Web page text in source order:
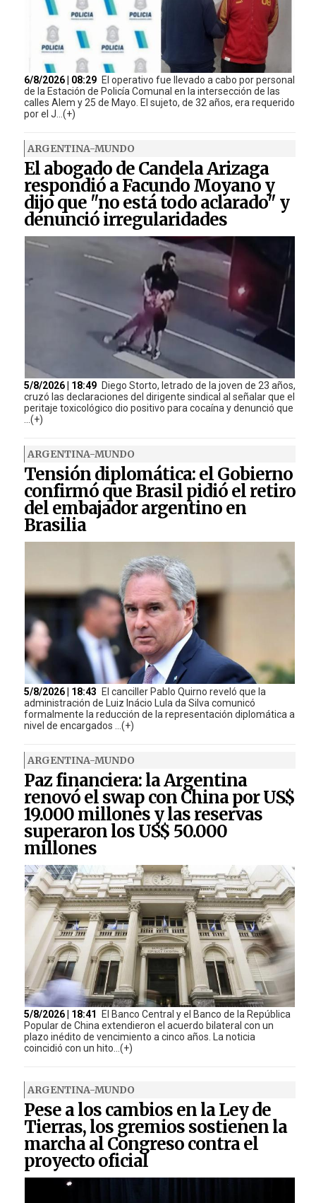
6/8/2026 | 08:29 El operativo fue llevado a cabo por personal
de la Estación de Policía Comunal en la intersección de las
calles Alem y 25 de Mayo. El sujeto, de 32 años, era requerido
por el J...(+)
ARGENTINA-MUNDO
El abogado de Candela Arizaga
respondió a Facundo Moyano y
dijo que "no está todo aclarado" y
denunció irregularidades
5/8/2026 | 18:49 Diego Storto, letrado de la joven de 23 años,
cruzó las declaraciones del dirigente sindical al señalar que el
peritaje toxicológico dio positivo para cocaína y denunció que
...(+)
ARGENTINA-MUNDO
Tensión diplomática: el Gobierno
confirmó que Brasil pidió el retiro
del embajador argentino en
Brasilia
5/8/2026 | 18:43 El canciller Pablo Quirno reveló que la
administración de Luiz Inácio Lula da Silva comunicó
formalmente la reducción de la representación diplomática a
nivel de encargados ...(+)
ARGENTINA-MUNDO
Paz financiera: la Argentina
renovó el swap con China por US$
19.000 millones y las reservas
superaron los US$ 50.000
millones
5/8/2026 | 18:41
El Banco Central y el Banco de la República
Popular de China extendieron el acuerdo bilateral con un
plazo inédito de vencimiento a cinco años. La noticia
coincidió con un hito...(+)
ARGENTINA-MUNDO
Pese a los cambios en la Ley de
Tierras, los gremios sostienen la
marcha al Congreso contra el
proyecto oficial